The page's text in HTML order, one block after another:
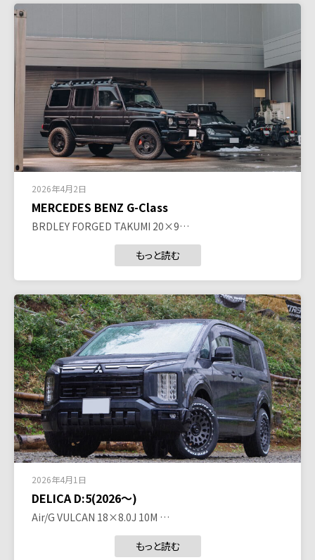
2026年4月2日
MERCEDES BENZ G-Class
BRDLEY FORGED TAKUMI 20×9…
もっと読む
2026年4月1日
DELICA D:5(2026～)
Air/G VULCAN 18×8.0J 10M …
もっと読む